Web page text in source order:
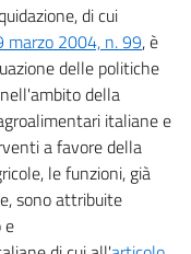
di cui
marzo 2004, n. 99, è
delle politiche
della
italiane e
a favore della
le funzioni, già
sono attribuite
e